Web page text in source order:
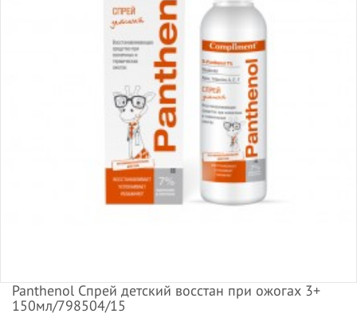
Panthenol Спрей детский восстан при ожогах 3+
150мл/798504/15